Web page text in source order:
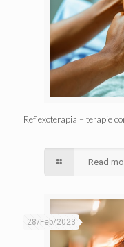
Reflexoterapia – terapie
Read
28/Feb/2023